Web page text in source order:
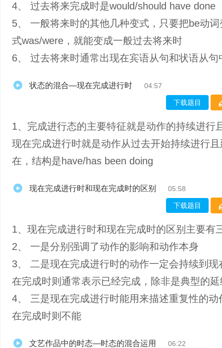
4、 过去将来完成时是would/should have done
5、 一般将来时的其他几种变式，只要把be动
式was/were，就能变成一般过去将来时
6、 过去将来时通常出现在宾语从句和状语从句
状态的混合—现在完成进行时 04:57
下载题目
1、完成进行态的主要特征就是动作的持续进行
现在完成进行时就是动作从过去开始持续进行
在，结构是have/has been doing
现在完成进行时和现在完成时的区别 05:58
下载题目
1、现在完成进行时和现在完成时的区别主要有
2、 一是分别强调了动作的影响和动作本身
3、 二是现在完成进行时的动作一定会持续到现
在完成时则通常表示已经完成，除非是典型的
4、 三是现在完成进行时能用来描述重复性的动
在完成时则不能
文艺作品中的时态—时态的混合运用 06:22